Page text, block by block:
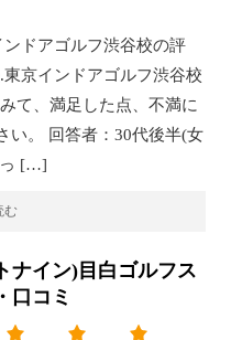
ドアゴルフ渋谷校の評
京インドアゴルフ渋谷校
て、満足した点、不満に
い。 回答者：30代後半(女
っ […]
む
ナイン)目白ゴルフス
口コミ